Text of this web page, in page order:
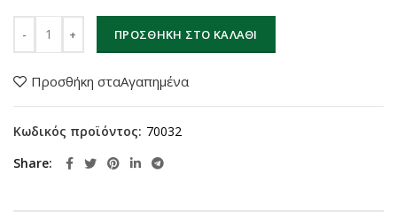
ΠΡΟΣΘΉΚΗ ΣΤΟ ΚΑΛΆΘΙ
Προσθήκη σταΑγαπημένα
Κωδικός προϊόντος: 70032
Share